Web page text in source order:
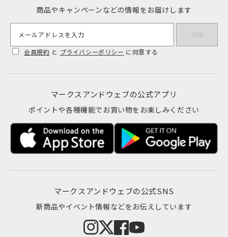
商品やキャンペーンなどの情報をお届けします
メールアドレスを入力 登録
会員規約 と プライバシーポリシー に同意する
マークスアンドウェブの公式アプリ
ポイントや各種機能でお買い物をお楽しみください
マークスアンドウェブの公式SNS
新商品やイベント情報などをお伝えしています
Instagram
TwitterFacebook
YouTube